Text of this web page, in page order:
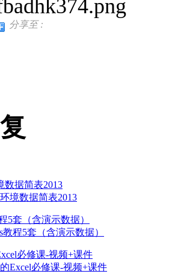
分享至 :
境数据简表2013
教程5套（含演示数据）
Excel必修课-视频+课件